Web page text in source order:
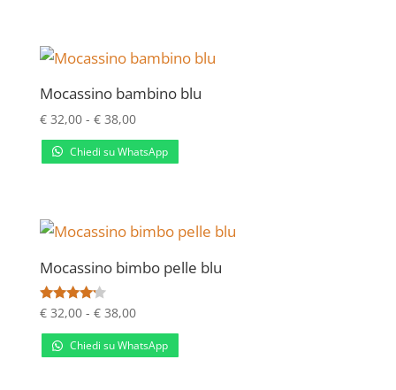
€ 38,00
Mocassino bambino blu
€32,00 - €38,00Fascia
di
prezzo:
€ 38,00
Chiedi su WhatsApp
Mocassino bimbo pelle blu
Valutato
su 5
€32,00 - €38,00Fascia
di
prezzo:
Chiedi su WhatsApp